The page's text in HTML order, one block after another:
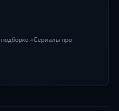
подборке «Сериалы про